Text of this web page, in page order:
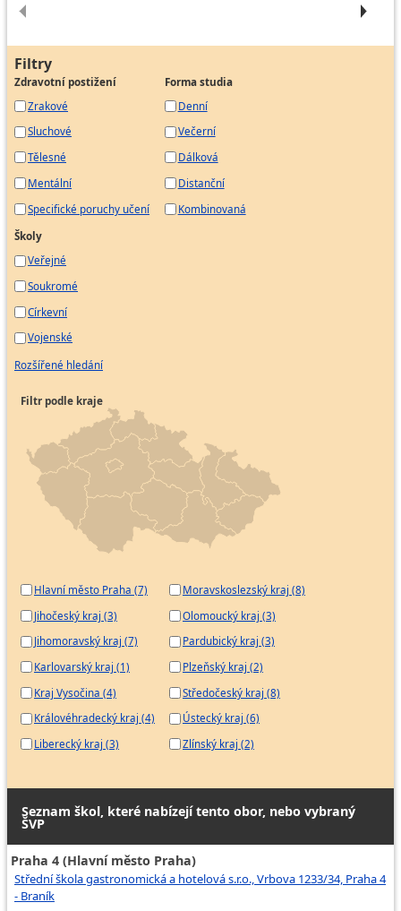
Filtry
Zdravotní postižení
Zrakové
Sluchové
Tělesné
Mentální
Specifické poruchy učení
Forma studia
Denní
Večerní
Dálková
Distanční
Kombinovaná
Školy
Veřejné
Soukromé
Církevní
Vojenské
Rozšířené hledání
Filtr podle kraje
Hlavní město Praha (7)
Jihočeský kraj (3)
Jihomoravský kraj (7)
Karlovarský kraj (1)
Kraj Vysočina (4)
Královéhradecký kraj (4)
Liberecký kraj (3)
Moravskoslezský kraj (8)
Olomoucký kraj (3)
Pardubický kraj (3)
Plzeňský kraj (2)
Středočeský kraj (8)
Ústecký kraj (6)
Zlínský kraj (2)
Seznam škol, které nabízejí tento obor, nebo vybraný
ŠVP
Praha 4 (Hlavní město Praha)
Střední škola gastronomická a hotelová s.r.o., Vrbova 1233/34, Praha 4
- Braník